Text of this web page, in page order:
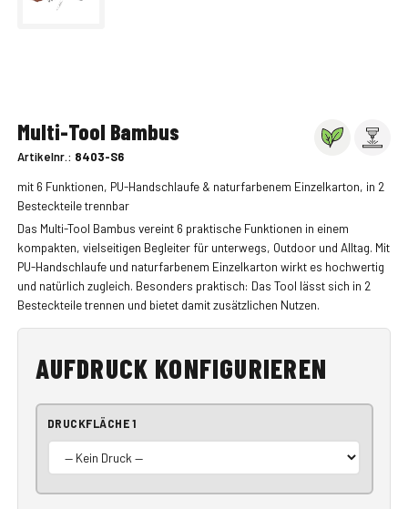
Multi-Tool Bambus
Artikelnr.: 8403-S6
mit 6 Funktionen, PU-Handschlaufe & naturfarbenem Einzelkarton, in 2
Besteckteile trennbar
Das Multi-Tool Bambus vereint 6 praktische Funktionen in einem
kompakten, vielseitigen Begleiter für unterwegs, Outdoor und Alltag. Mit
PU-Handschlaufe und naturfarbenem Einzelkarton wirkt es hochwertig
und natürlich zugleich. Besonders praktisch: Das Tool lässt sich in 2
Besteckteile trennen und bietet damit zusätzlichen Nutzen.
AUFDRUCK KONFIGURIEREN
DRUCKFLÄCHE 1